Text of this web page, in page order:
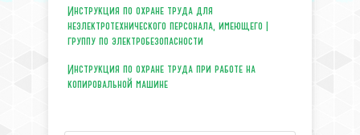
Инструкция по охране труда для
неэлектротехнического персонала, имеющего I
группу по электробезопасности
Инструкция по охране труда при работе на
копировальной машине